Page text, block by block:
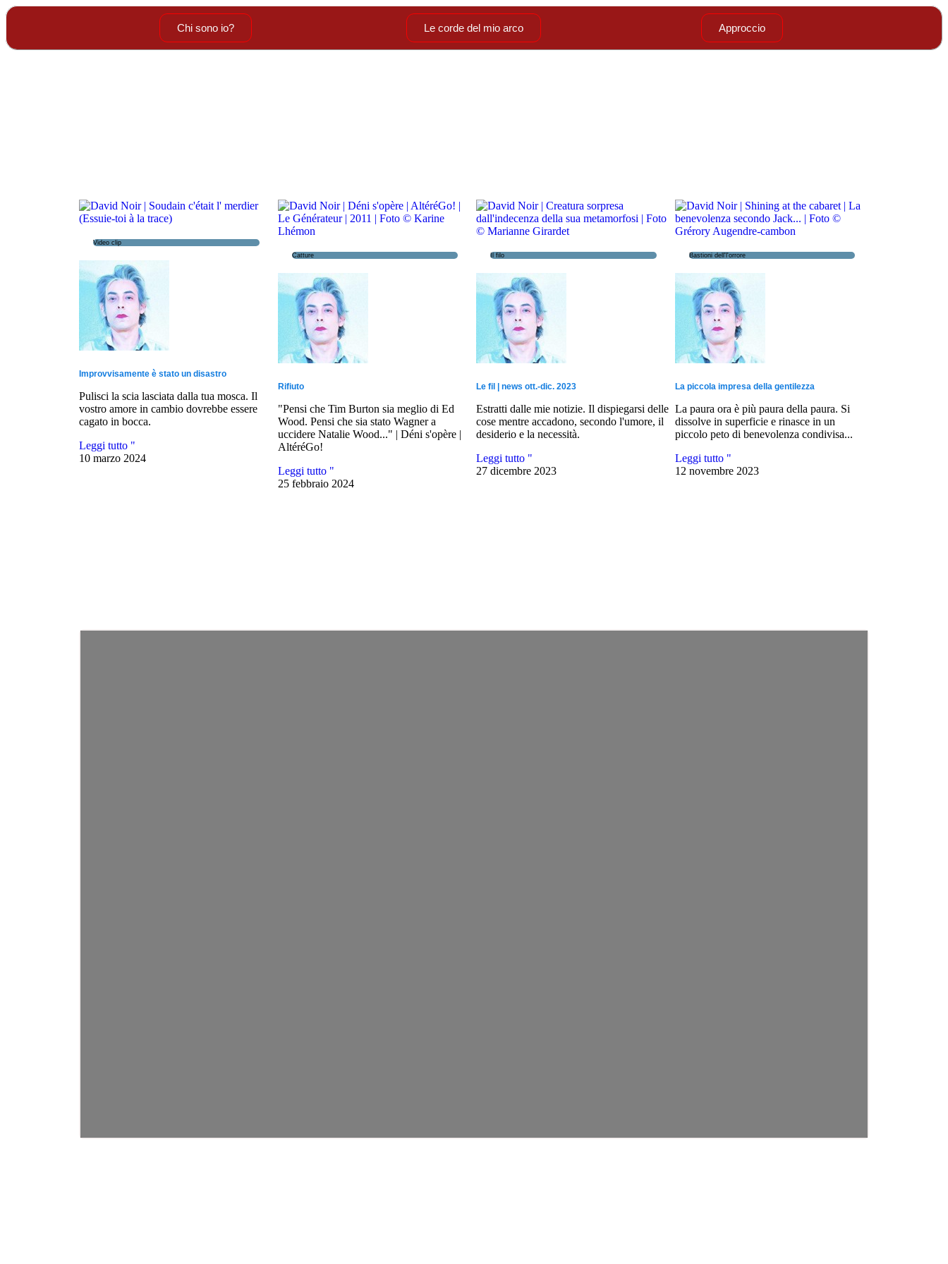
Chi sono io? Le corde del mio arco Approccio
Video clip
Improvvisamente è stato un disastro
Pulisci la scia lasciata dalla tua mosca. Il
vostro amore in cambio dovrebbe essere
cagato in bocca.
Leggi tutto "
10 marzo 2024
Catture
Rifiuto
"Pensi che Tim Burton sia meglio di Ed
Wood. Pensi che sia stato Wagner a
uccidere Natalie Wood..." | Déni s'opère |
AltéréGo!
Leggi tutto "
25 febbraio 2024
Il filo
Le fil | news ott.-dic. 2023
Estratti dalle mie notizie. Il dispiegarsi delle
cose mentre accadono, secondo l'umore, il
desiderio e la necessità.
Leggi tutto "
27 dicembre 2023
Bastioni dell'l'orrore
La piccola impresa della gentilezza
La paura ora è più paura della paura. Si
dissolve in superficie e rinasce in un
piccolo peto di benevolenza condivisa...
Leggi tutto "
12 novembre 2023